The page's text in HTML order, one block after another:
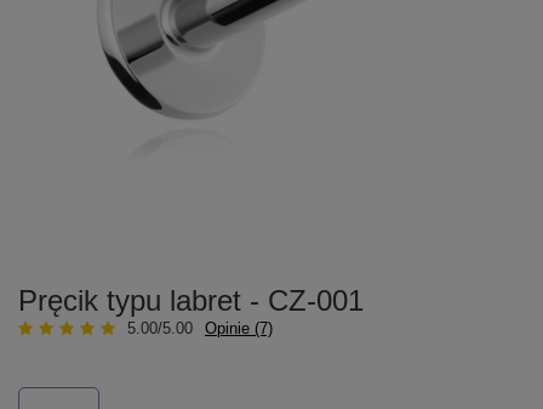
Pręcik typu labret - CZ-001
5.00/5.00 Opinie (7)